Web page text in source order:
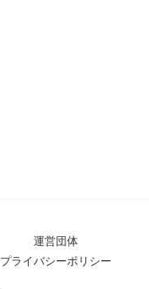
運営団体
プライバシーポリシー